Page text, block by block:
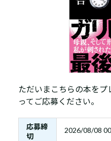
ただいまこちらの本をプ
ってご応募ください。
応募締
切
2026/08/08